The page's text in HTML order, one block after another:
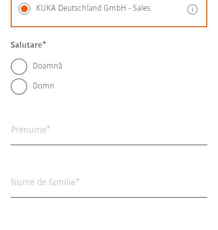
KUKA Deutschland GmbH - Sales
Salutare
Doamnă
Domn
Prenume
Nume de familie